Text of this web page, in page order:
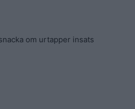
om urtapper insats